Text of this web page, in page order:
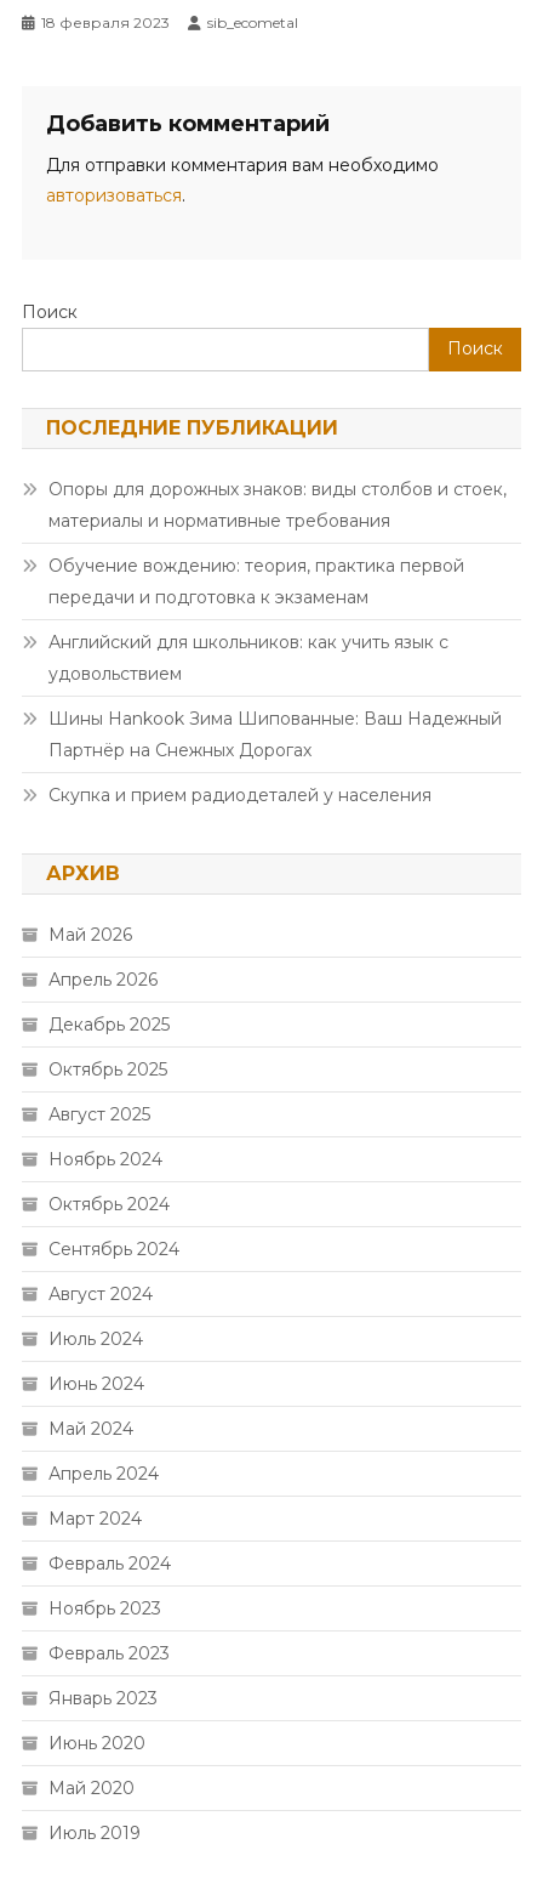
18 февраля 2023 sib_ecometal
Добавить комментарий
Для отправки комментария вам необходимо
авторизоваться.
Поиск
Поиск
ПОСЛЕДНИЕ ПУБЛИКАЦИИ
Опоры для дорожных знаков: виды столбов и стоек,
материалы и нормативные требования
Обучение вождению: теория, практика первой
передачи и подготовка к экзаменам
Английский для школьников: как учить язык с
удовольствием
Шины Hankook Зима Шипованные: Ваш Надежный
Партнёр на Снежных Дорогах
Скупка и прием радиодеталей у населения
АРХИВ
Май 2026
Апрель 2026
Декабрь 2025
Октябрь 2025
Август 2025
Ноябрь 2024
Октябрь 2024
Сентябрь 2024
Август 2024
Июль 2024
Июнь 2024
Май 2024
Апрель 2024
Март 2024
Февраль 2024
Ноябрь 2023
Февраль 2023
Январь 2023
Июнь 2020
Май 2020
Июль 2019